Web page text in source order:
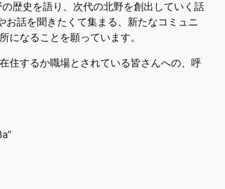
歴史を語り、次代の北野を創出していく話
お話を聞きたくて集まる、新たなコミュニ
になることを願っています。
住するか職場とされている皆さんへの、呼